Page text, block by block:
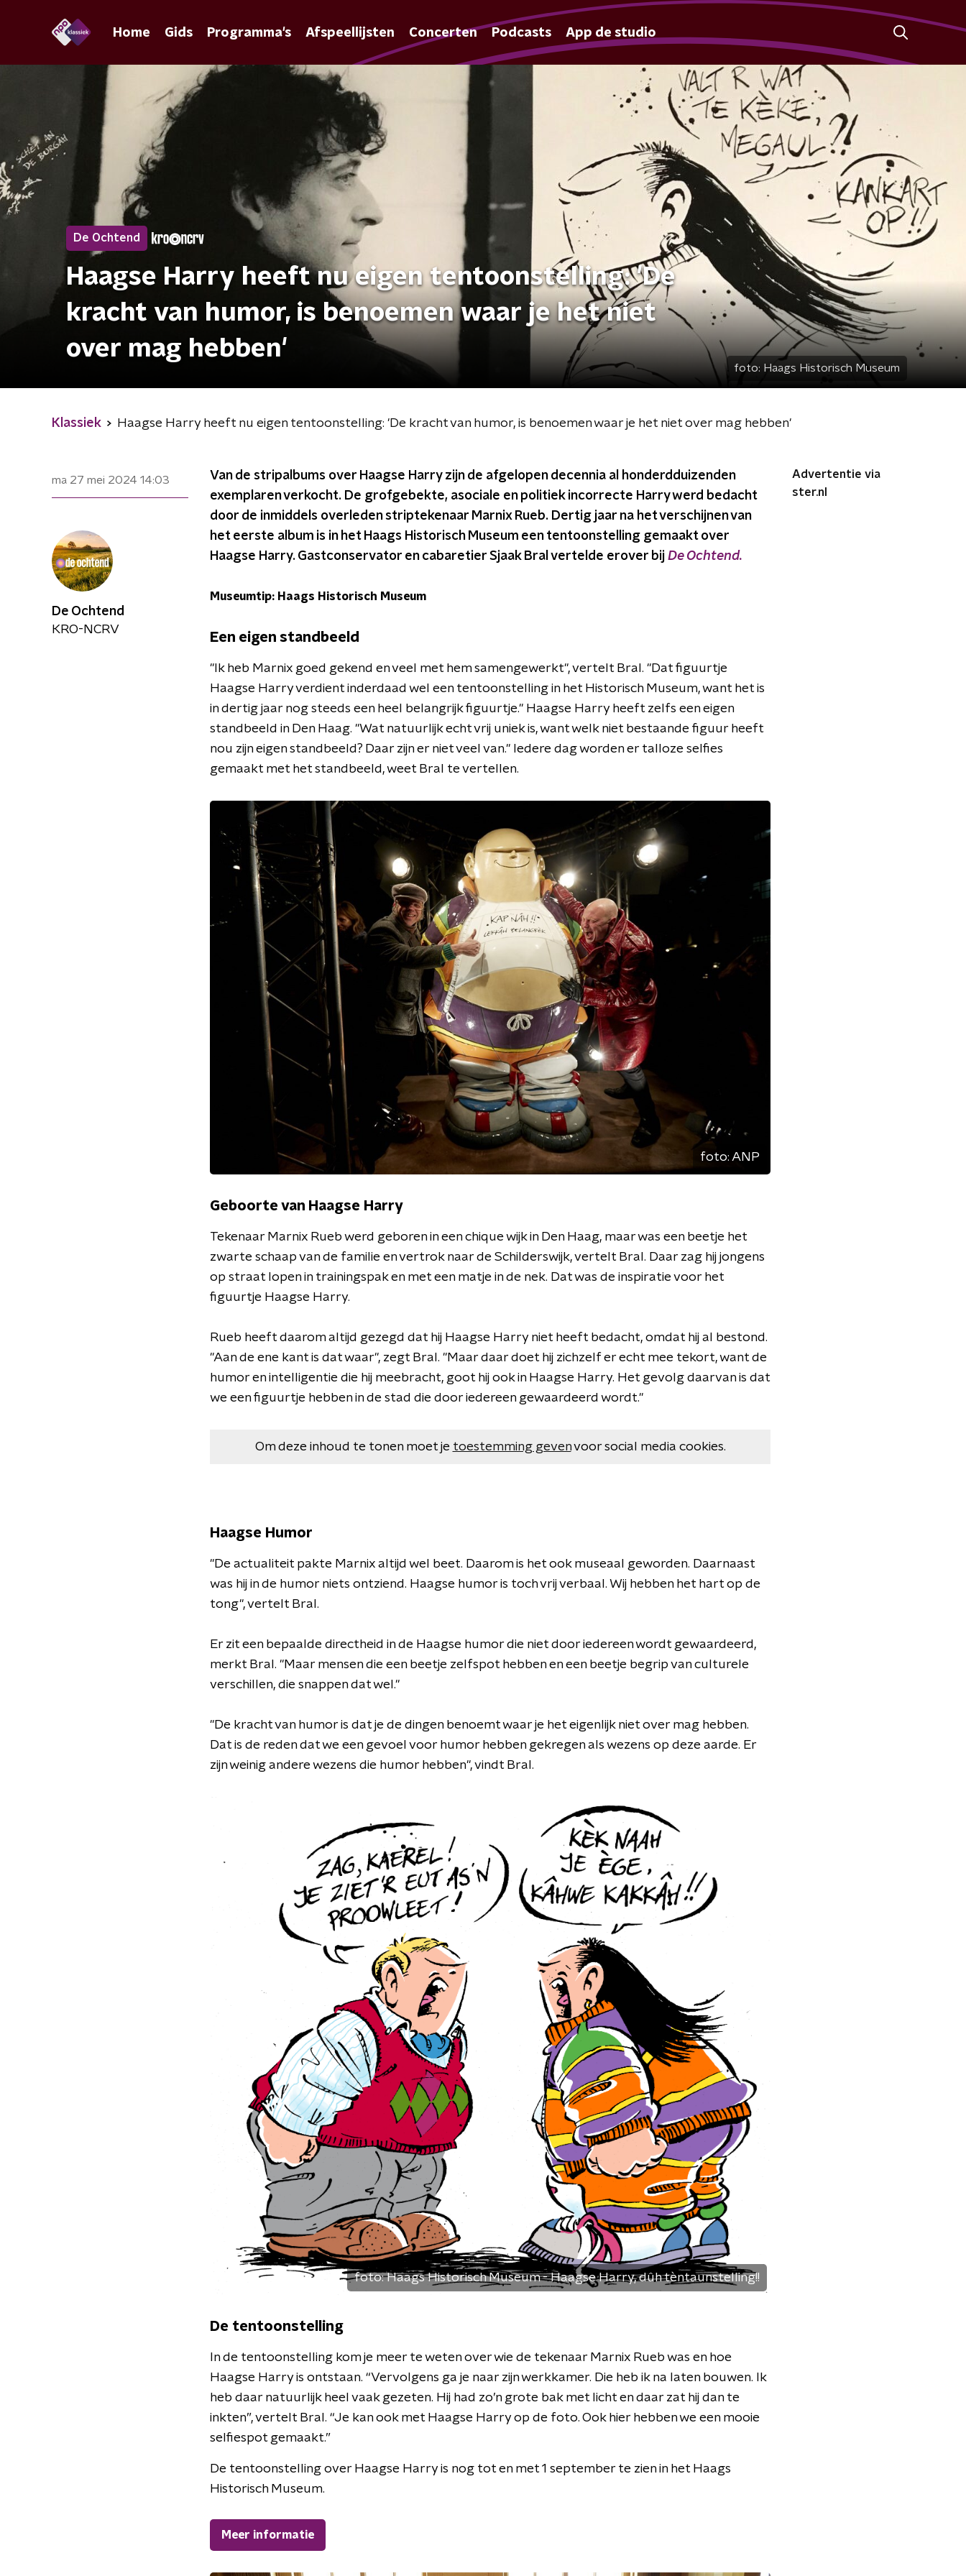
Home Gids Programma's Afspeellijsten Concerten Podcasts App de studio
De Ochtend
Haagse Harry heeft nu eigen tentoonstelling: 'De
kracht van humor, is benoemen waar je het niet
over mag hebben'
foto: Haags Historisch Museum
Klassiek Haagse Harry heeft nu eigen tentoonstelling: 'De kracht van humor, is benoemen waar je het niet over mag hebben'
ma 27 mei 2024 14:03
Van de stripalbums over Haagse Harry zijn de afgelopen decennia al honderdduizenden
exemplaren verkocht. De grofgebekte, asociale en politiek incorrecte Harry werd bedacht
door de inmiddels overleden striptekenaar Marnix Rueb. Dertig jaar na het verschijnen van
het eerste album is in het Haags Historisch Museum een tentoonstelling gemaakt over
Haagse Harry. Gastconservator en cabaretier Sjaak Bral vertelde erover bij De Ochtend.
Museumtip: Haags Historisch Museum
Een eigen standbeeld
"Ik heb Marnix goed gekend en veel met hem samengewerkt", vertelt Bral. "Dat figuurtje
Haagse Harry verdient inderdaad wel een tentoonstelling in het Historisch Museum, want het is
in dertig jaar nog steeds een heel belangrijk figuurtje." Haagse Harry heeft zelfs een eigen
standbeeld in Den Haag. "Wat natuurlijk echt vrij uniek is, want welk niet bestaande figuur heeft
nou zijn eigen standbeeld? Daar zijn er niet veel van." Iedere dag worden er talloze selfies
gemaakt met het standbeeld, weet Bral te vertellen.
foto: ANP
Geboorte van Haagse Harry
Tekenaar Marnix Rueb werd geboren in een chique wijk in Den Haag, maar was een beetje het
zwarte schaap van de familie en vertrok naar de Schilderswijk, vertelt Bral. Daar zag hij jongens
op straat lopen in trainingspak en met een matje in de nek. Dat was de inspiratie voor het
figuurtje Haagse Harry.
Rueb heeft daarom altijd gezegd dat hij Haagse Harry niet heeft bedacht, omdat hij al bestond.
"Aan de ene kant is dat waar", zegt Bral. "Maar daar doet hij zichzelf er echt mee tekort, want de
humor en intelligentie die hij meebracht, goot hij ook in Haagse Harry. Het gevolg daarvan is dat
we een figuurtje hebben in de stad die door iedereen gewaardeerd wordt."
Om deze inhoud te tonen moet je toestemming gevenvoor social media cookies.
Haagse Humor
"De actualiteit pakte Marnix altijd wel beet. Daarom is het ook museaal geworden. Daarnaast
was hij in de humor niets ontziend. Haagse humor is toch vrij verbaal. Wij hebben het hart op de
tong", vertelt Bral.
Er zit een bepaalde directheid in de Haagse humor die niet door iedereen wordt gewaardeerd,
merkt Bral. "Maar mensen die een beetje zelfspot hebben en een beetje begrip van culturele
verschillen, die snappen dat wel."
"De kracht van humor is dat je de dingen benoemt waar je het eigenlijk niet over mag hebben.
Dat is de reden dat we een gevoel voor humor hebben gekregen als wezens op deze aarde. Er
zijn weinig andere wezens die humor hebben", vindt Bral.
foto:Haags Historisch Museum - Haagse Harry, dûh tèntaunstelling!!
De tentoonstelling
In de tentoonstelling kom je meer te weten over wie de tekenaar Marnix Rueb was en hoe
Haagse Harry is ontstaan. “Vervolgens ga je naar zijn werkkamer. Die heb ik na laten bouwen. Ik
heb daar natuurlijk heel vaak gezeten. Hij had zo’n grote bak met licht en daar zat hij dan te
inkten”, vertelt Bral. “Je kan ook met Haagse Harry op de foto. Ook hier hebben we een mooie
selfiespot gemaakt.”
De tentoonstelling over Haagse Harry is nog tot en met 1 september te zien in het Haags
Historisch Museum.
Meer informatie
Advertentie via
ster.nl
De Ochtend
KRO-NCRV